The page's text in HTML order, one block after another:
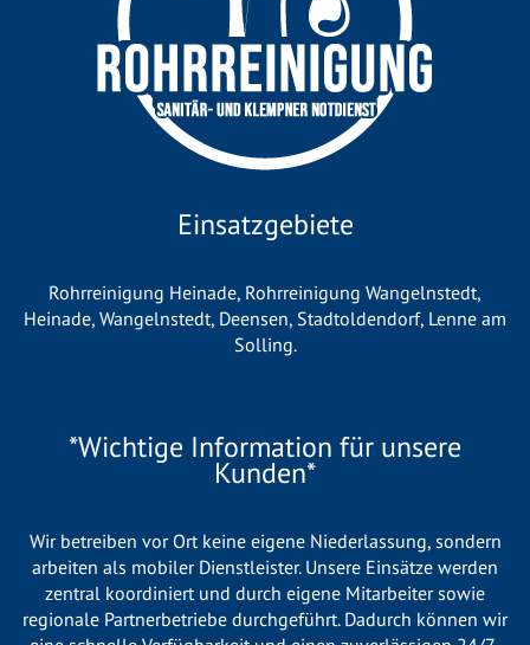
Einsatzgebiete
Rohrreinigung Heinade, Rohrreinigung Wangelnstedt,
Heinade, Wangelnstedt, Deensen, Stadtoldendorf, Lenne am
Solling.
*Wichtige Information für unsere
Kunden*
Wir betreiben vor Ort keine eigene Niederlassung, sondern
arbeiten als mobiler Dienstleister. Unsere Einsätze werden
zentral koordiniert und durch eigene Mitarbeiter sowie
regionale Partnerbetriebe durchgeführt. Dadurch können wir